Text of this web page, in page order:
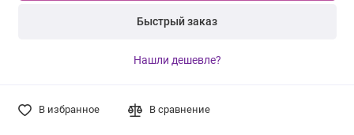
Быстрый заказ
Нашли дешевле?
В избранное В сравнение